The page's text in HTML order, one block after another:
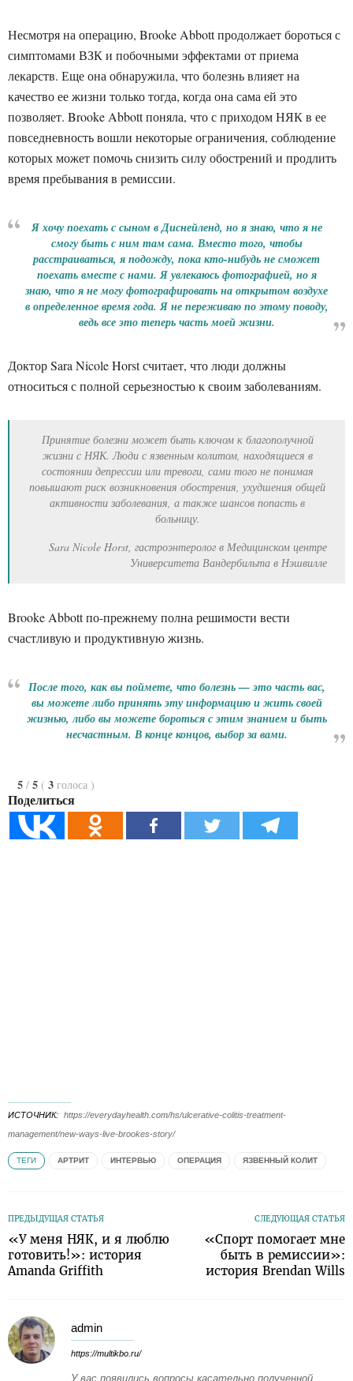
Несмотря на операцию, Brooke Abbott продолжает бороться с
симптомами ВЗК и побочными эффектами от приема
лекарств. Еще она обнаружила, что болезнь влияет на
качество ее жизни только тогда, когда она сама ей это
позволяет. Brooke Abbott поняла, что с приходом НЯК в ее
повседневность вошли некоторые ограничения, соблюдение
которых может помочь снизить силу обострений и продлить
время пребывания в ремиссии.
Я хочу поехать с сыном в Диснейленд, но я знаю, что я не
смогу быть с ним там сама. Вместо того, чтобы
расстраиваться, я подожду, пока кто-нибудь не сможет
поехать вместе с нами. Я увлекаюсь фотографией, но я
знаю, что я не могу фотографировать на открытом воздухе
в определенное время года. Я не переживаю по этому поводу,
ведь все это теперь часть моей жизни.
Доктор Sara Nicole Horst считает, что люди должны
относиться с полной серьезностью к своим заболеваниям.
Принятие болезни может быть ключом к благополучной
жизни с НЯК. Люди с язвенным колитом, находящиеся в
состоянии депрессии или тревоги, сами того не понимая
повышают риск возникновения обострения, ухудшения общей
активности заболевания, а также шансов попасть в
больницу.
Sara Nicole Horst, гастроэнтеролог в Медицинском центре
Университета Вандербильта в Нэшвилле
Brooke Abbott по-прежнему полна решимости вести
счастливую и продуктивную жизнь.
После того, как вы поймете, что болезнь — это часть вас,
вы можете либо принять эту информацию и жить своей
жизнью, либо вы можете бороться с этим знанием и быть
несчастным. В конце концов, выбор за вами.
5 / 5 ( 3 голоса )
Поделиться
ИСТОЧНИК
https://everydayhealth.com/hs/ulcerative-colitis-treatment-
management/new-ways-live-brookes-story/
ТЕГИ АРТРИТ ИНТЕРВЬЮ ОПЕРАЦИЯ ЯЗВЕННЫЙ КОЛИТ
ПРЕДЫДУЩАЯ СТАТЬЯ
«У меня НЯК, и я люблю
готовить!»: история
Amanda Griffith
СЛЕДУЮЩАЯ СТАТЬЯ
«Спорт помогает мне
быть в ремиссии»:
история Brendan Wills
admin
https://multikbo.ru/
У вас появились вопросы касательно полученной